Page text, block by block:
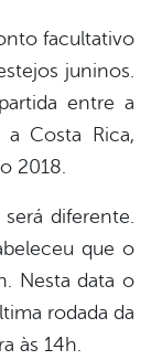
facultativo
juninos.
entre a
Costa Rica,
2018.
diferente.
que o
Nesta data o
rodada da
às 14h.